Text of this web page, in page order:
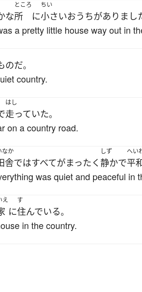
な
ところ
所 に
ちい
小さいおうちがありまし
a pretty little house way out in
のだ。
country.
はし
走っていた。
on a country road.
なか
舎ではすべてがまったく
しず
静かで
へい
平
was quiet and peaceful in
え
に
す
住んでいる。
in the country.